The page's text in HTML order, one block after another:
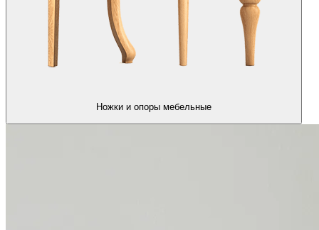
Ножки и опоры мебельные